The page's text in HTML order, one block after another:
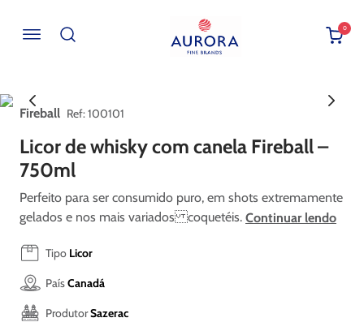
0
Fireball :100101
Licor de whisky com canela Fireball –
750ml
Perfeito para ser consumido puro, em shots extremamente
gelados e nos mais variados coquetéis. Continuar lendo
Tipo Licor
PaísCanadá
ProdutorSazerac